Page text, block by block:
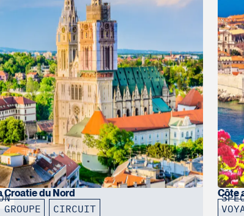
et de 71 ans et plus, aucun frais ne sera exigé mais
de l’Union européenne.
valide pendant3 ansou encore jusqu’à l’expiration de
internet :https://etiasinfo.org/
Croatie du Nord
CIRCUIT
Côte